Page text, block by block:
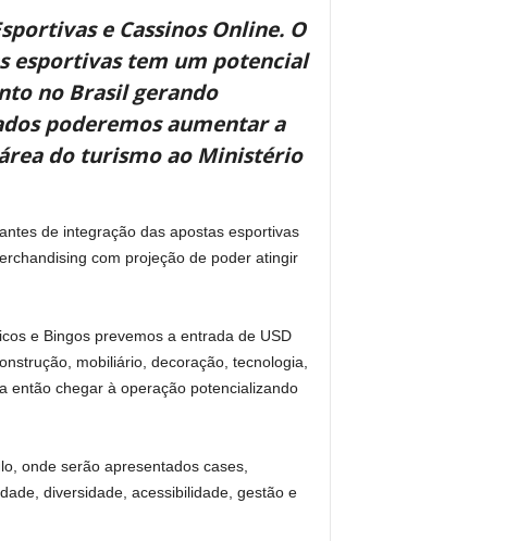
e Cassinos Online. O
esportivas tem um potencial
no Brasil gerando
poderemos aumentar a
do turismo ao Ministério
de integração das apostas esportivas
com projeção de poder atingir
e Bingos prevemos a entrada de USD
mobiliário, decoração, tecnologia,
então chegar à operação potencializando
onde serão apresentados cases,
diversidade, acessibilidade, gestão e